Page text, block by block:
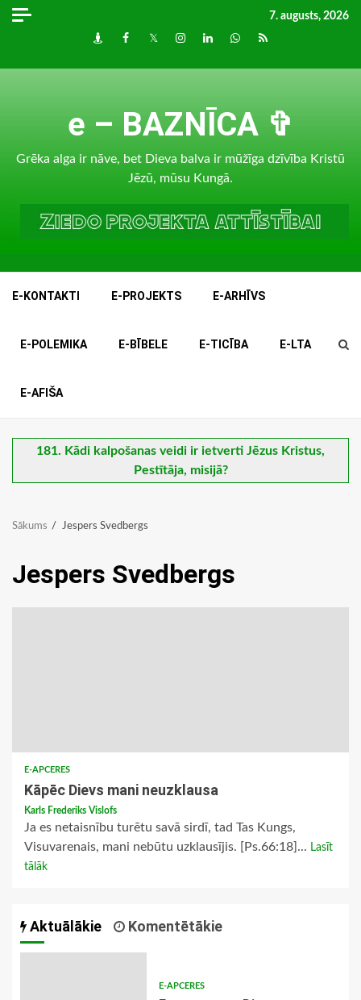
Skip
7. augusts, 2026
DraugiemFacebook
TwitterInstagram
LinkedInwhatsapp
RSS
e – BAZNĪCA ✞
Grēka alga ir nāve, bet Dieva balva ir mūžīga dzīvība Kristū
Jēzū, mūsu Kungā.
E-KONTAKTI E-PROJEKTS E-ARHĪVS
E-POLEMIKA E-BĪBELE E-TICĪBA E-LTA
E-AFIŠA
181. Kādi kalpošanas veidi ir ietverti Jēzus Kristus,
Pestītāja, misijā?
Sākums Jespers Svedbergs
Jespers Svedbergs
E-APCERES
Kāpēc Dievs mani neuzklausa
Karls Frederiks Vislofs
Ja es netaisnību turētu savā sirdī, tad Tas Kungs,
Visuvarenais, mani nebūtu uzklausījis. [Ps.66:18]... Lasīt
tālāk
Aktuālākie Komentētākie
E-APCERES